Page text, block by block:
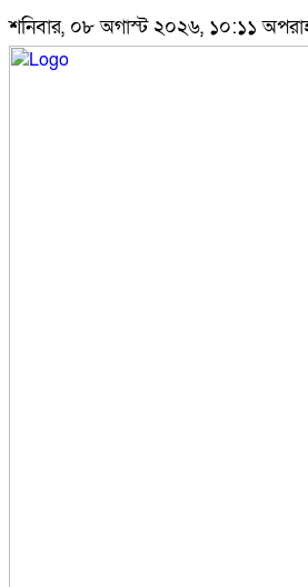
শনিবার, ০৮ অগাস্ট ২০২৬, ১০:১১